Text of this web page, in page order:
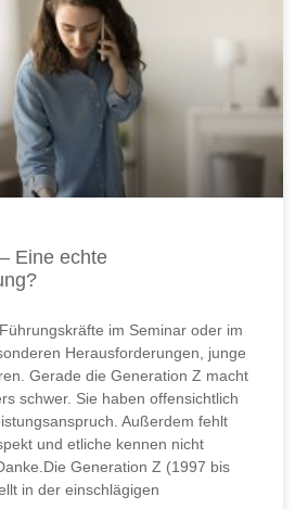
Eine echte
im Seminar oder im
Herausforderungen, junge
Gerade die Generation Z macht
schwer. Sie haben offensichtlich
Außerdem fehlt
und etliche kennen nicht
Generation Z (1997 bis
in der einschlägigen